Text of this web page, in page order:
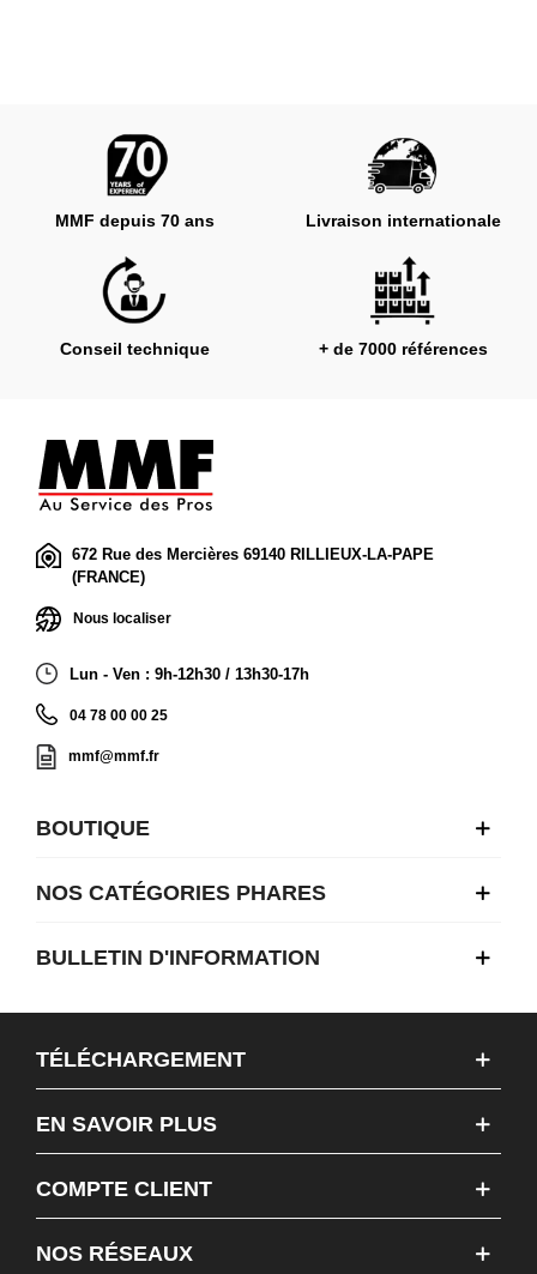
MMF depuis 70 ans Livraison internationale
Conseil technique + de 7000 références
672 Rue des Mercières 69140 RILLIEUX-LA-PAPE
(FRANCE)
Nous localiser
Lun - Ven : 9h-12h30 / 13h30-17h
04 78 00 00 25
mmf@mmf.fr
BOUTIQUE
NOS CATÉGORIES PHARES
BULLETIN D'INFORMATION
TÉLÉCHARGEMENT
EN SAVOIR PLUS
COMPTE CLIENT
NOS RÉSEAUX